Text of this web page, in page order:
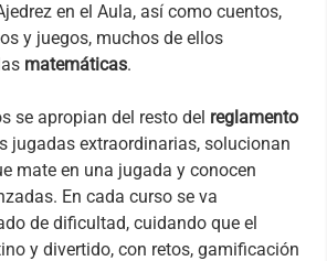
en el Aula, así como cuentos,
y juegos, muchos de ellos
matemáticas.
se apropian del resto del reglamento
jugadas extraordinarias, solucionan
mate en una jugada y conocen
En cada curso se va
de dificultad, cuidando que el
y divertido, con retos, gamificación